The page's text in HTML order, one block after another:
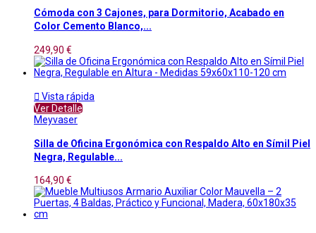
Cómoda con 3 Cajones, para Dormitorio, Acabado en
Color Cemento Blanco,...
249,90 €
 Vista rápida
Ver Detalle
Meyvaser
Silla de Oficina Ergonómica con Respaldo Alto en Símil Piel
Negra, Regulable...
164,90 €